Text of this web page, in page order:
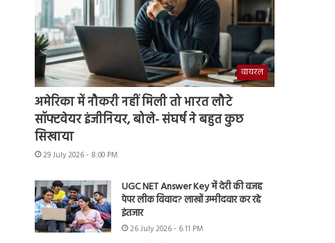
वायरल
अमेरिका में नौकरी नहीं मिली तो भारत लौटे
सॉफ्टवेयर इंजीनियर, बोले- संघर्ष ने बहुत कुछ
सिखाया
29 July 2026 - 8:00 PM
UGC NET Answer Key में देरी की वजह
पेपर लीक विवाद? लाखों उम्मीदवार कर रहे
इंतजार
26 July 2026 - 6:11 PM